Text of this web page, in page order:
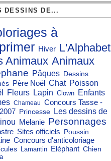
DESSINS DE...
à
Hiver L'Alphabet
Animaux Animaux
Pâques Dessins
Père Noël Chat Poisson
Fleurs Lapin Clown Enfants
Chameau Concours Tasse -
Princesse
Les dessins de
Melanie Personnages
Sites officiels Poussin
Concours d'anticoloriage
Lamantin Eléphant Chien